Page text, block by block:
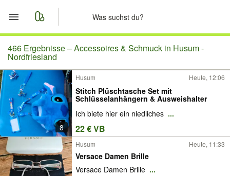
Start
Merkliste
Nachrichten
Anzeige aufgeben
466 Ergebnisse –Accessoires & Schmuck in Husum -
Nordfriesland
8
Husum Heute, 12:06
Stitch Plüschtasche Set mit
Schlüsselanhängern & Ausweishalter
Ich biete hier ein niedliches ...
22 € VB
Husum Heute, 11:33
Versace Damen Brille
Versace Damen Brille ...